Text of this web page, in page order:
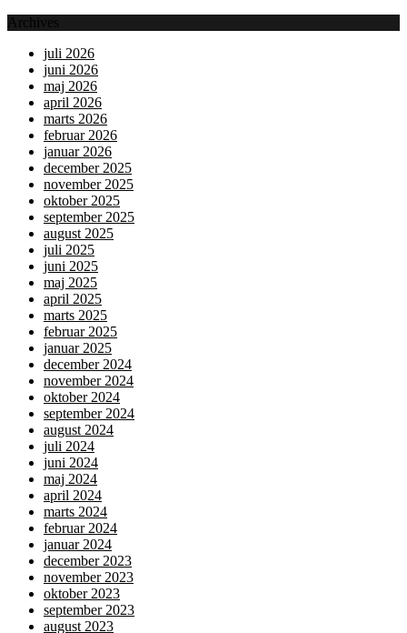
Archives
juli 2026
juni 2026
maj 2026
april 2026
marts 2026
februar 2026
januar 2026
december 2025
november 2025
oktober 2025
september 2025
august 2025
juli 2025
juni 2025
maj 2025
april 2025
marts 2025
februar 2025
januar 2025
december 2024
november 2024
oktober 2024
september 2024
august 2024
juli 2024
juni 2024
maj 2024
april 2024
marts 2024
februar 2024
januar 2024
december 2023
november 2023
oktober 2023
september 2023
august 2023